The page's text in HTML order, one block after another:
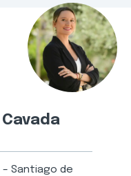
– Santiago de